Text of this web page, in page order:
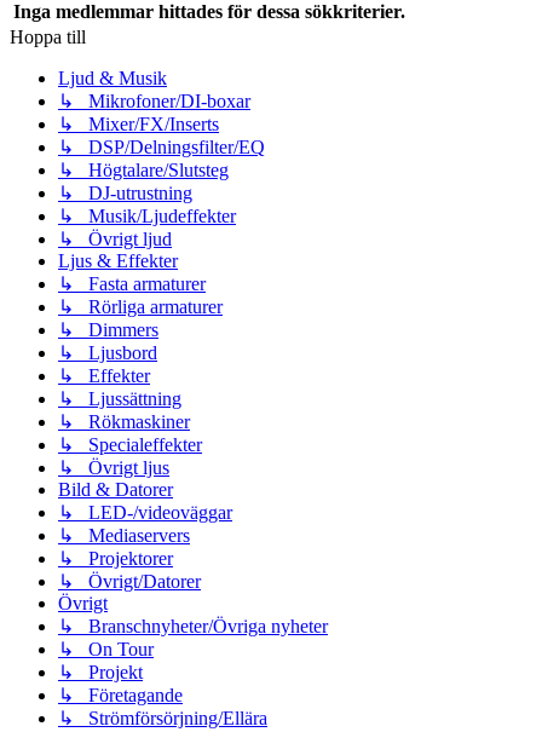
Inga medlemmar hittades för dessa sökkriterier.
Hoppa till
Ljud & Musik
↳ Mikrofoner/DI-boxar
↳ Mixer/FX/Inserts
↳ DSP/Delningsfilter/EQ
↳ Högtalare/Slutsteg
↳ DJ-utrustning
↳ Musik/Ljudeffekter
↳ Övrigt ljud
Ljus & Effekter
↳ Fasta armaturer
↳ Rörliga armaturer
↳ Dimmers
↳ Ljusbord
↳ Effekter
↳ Ljussättning
↳ Rökmaskiner
↳ Specialeffekter
↳ Övrigt ljus
Bild & Datorer
↳ LED-/videoväggar
↳ Mediaservers
↳ Projektorer
↳ Övrigt/Datorer
Övrigt
↳ Branschnyheter/Övriga nyheter
↳ On Tour
↳ Projekt
↳ Företagande
↳ Strömförsörjning/Ellära